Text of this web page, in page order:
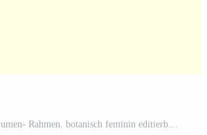
Initiale tz Briefe Blumen- Rahmen. botanisch feminin editierbar vorgefertigt Monoline einzigartig Dekoration zum Gruß Karte, Hochzeit Einladung. Pro Vektor